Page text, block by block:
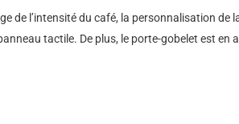
de l’intensité du café, la personnalisation de
tactile. De plus, le porte-gobelet est en